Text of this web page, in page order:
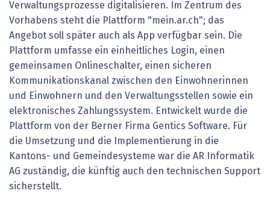
Verwaltungsprozesse digitalisieren. Im Zentrum des
Vorhabens steht die Plattform "mein.ar.ch"; das
Angebot soll später auch als App verfügbar sein. Die
Plattform umfasse ein einheitliches Login, einen
gemeinsamen Onlineschalter, einen sicheren
Kommunikationskanal zwischen den Einwohnerinnen
und Einwohnern und den Verwaltungsstellen sowie ein
elektronisches Zahlungssystem. Entwickelt wurde die
Plattform von der Berner Firma Gentics Software. Für
die Umsetzung und die Implementierung in die
Kantons- und Gemeindesysteme war die AR Informatik
AG zuständig, die künftig auch den technischen Support
sicherstellt.